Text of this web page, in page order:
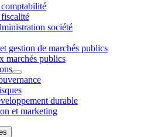
société
gestion de marchés publics
marchés publics
durable
et marketing